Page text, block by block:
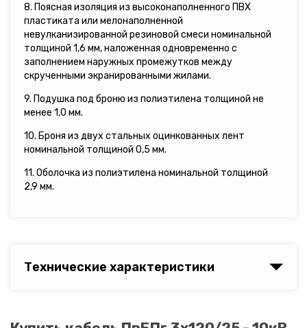
8. Поясная изоляция из высоконаполненного ПВХ
пластиката или мелонаполненной
невулканизированной резиновой смеси номинальной
толщиной 1,6 мм, наложенная одновременно с
заполнением наружных промежутков между
скрученными экранированными жилами.
9. Подушка под броню из полиэтилена толщиной не
менее 1,0 мм.
10. Броня из двух стальных оцинкованных лент
номинальной толщиной 0,5 мм.
11. Оболочка из полиэтилена номинальной толщиной
2,9 мм.
Технические характеристики